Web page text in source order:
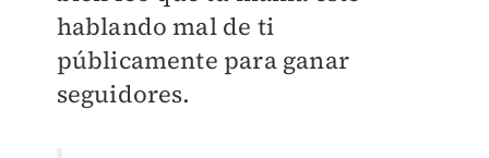
hablando mal de ti
públicamente para ganar
seguidores.